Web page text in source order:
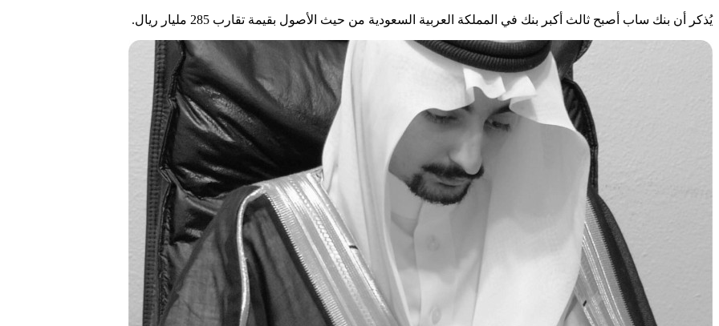
يُذكر أن بنك ساب أصبح ثالث أكبر بنك في المملكة العربية السعودية من حيث الأصول بقيمة تقارب 285 مليار ريال.